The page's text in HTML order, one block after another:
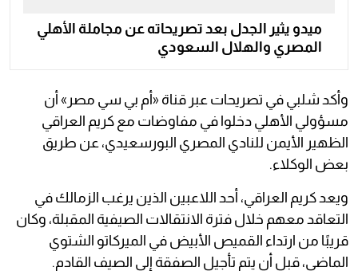
ميدو يثير الجدل بعد تصريحاته عن مجاملة الأهلي
المصري والهلال السعودي
وأكد شلبي في تصريحات عبر قناة «أم بي سي مصر» أن
مسؤولي الأهلي دخلوا في مفاوضات مع كريم العراقي
الظهير الأيمن للنادي المصري البورسعيدي، عن طريق
بعض الوكلاء.
ويعد كريم العراقي، أحد اللاعبين الذين يرغب الزمالك في
التعاقد معهم خلال فترة الانتقالات الصيفية المقبلة، وكان
قريبًا من ارتداء القميص الأبيض في الميركاتو الشتوي
الماضي، قبل أن يتم تأجيل الصفقة إلى الصيف القادم.